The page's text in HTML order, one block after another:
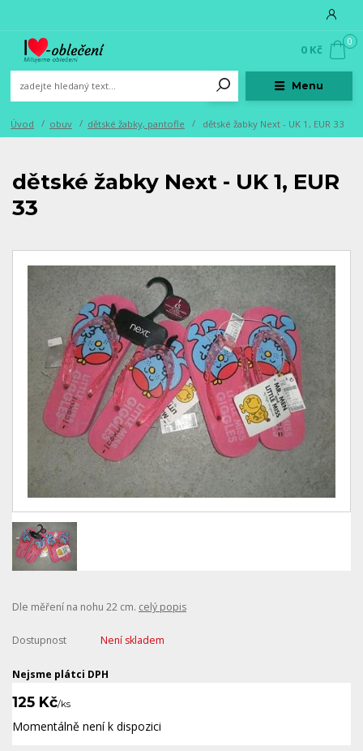
Menu
0
0 Kč
Úvod obuv dětské žabky, pantofle dětské žabky Next - UK 1, EUR 33
dětské žabky Next - UK 1, EUR
33
Dle měření na nohu 22 cm. celý popis
Dostupnost Není skladem
Nejsme plátci DPH
125 Kč/ks
Momentálně není k dispozici